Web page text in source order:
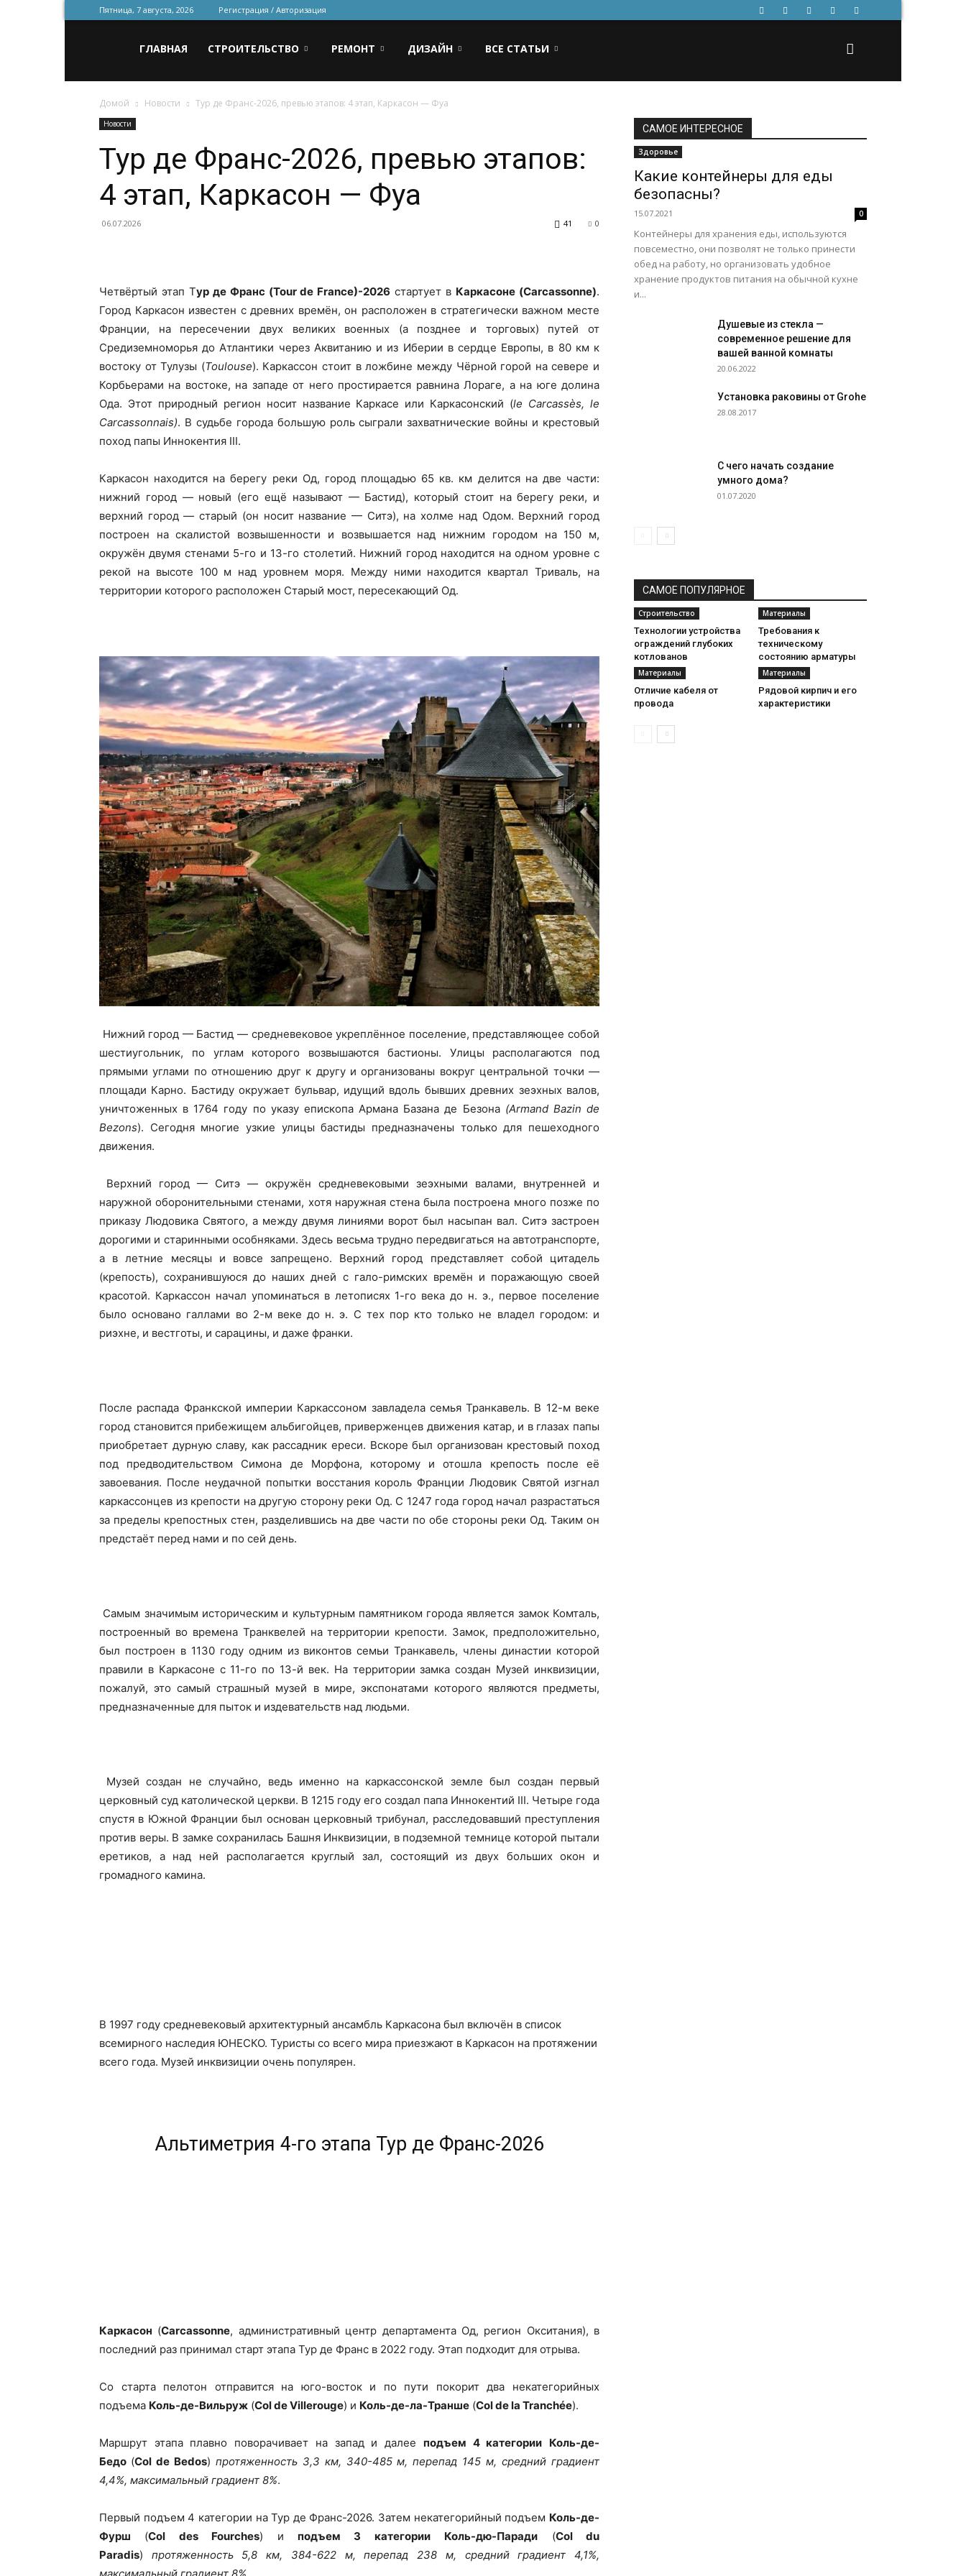
Пятница, 7 августа, 2026 Регистрация / Авторизация
для
строительства
и
ГЛАВНАЯ СТРОИТЕЛЬСТВО РЕМОНТ ДИЗАЙН ВСЕ СТАТЬИ
Домой Новости Тур де Франс-2026, превью этапов: 4 этап, Каркасон — Фуа
Новости
Тур де Франс-2026, превью этапов:
4 этап, Каркасон — Фуа
06.07.2026 0
41
Четвёртый этап Тур де Франс (Tour de France)-2026 стартует в Каркасоне (Carcassonne).
Город Каркасон известен с древних времён, он расположен в стратегически важном месте
Франции, на пересечении двух великих военных (а позднее и торговых) путей от
Средиземноморья до Атлантики через Аквитанию и из Иберии в сердце Европы, в 80 км к
востоку от Тулузы (Toulouse). Каркассон стоит в ложбине между Чёрной горой на севере и
Корбьерами на востоке, на западе от него простирается равнина Лораге, а на юге долина
Ода. Этот природный регион носит название Каркасе или Каркасонский (le Carcassès, le
Carcassonnais). В судьбе города большую роль сыграли захватнические войны и крестовый
поход папы Иннокентия III.
Каркасон находится на берегу реки Од, город площадью 65 кв. км делится на две части:
нижний город — новый (его ещё называют — Бастид), который стоит на берегу реки, и
верхний город — старый (он носит название — Ситэ), на холме над Одом. Верхний город
построен на скалистой возвышенности и возвышается над нижним городом на 150 м,
окружён двумя стенами 5-го и 13-го столетий. Нижний город находится на одном уровне с
рекой на высоте 100 м над уровнем моря. Между ними находится квартал Триваль, на
территории которого расположен Старый мост, пересекающий Од.
Нижний город — Бастид — средневековое укреплённое поселение, представляющее собой
шестиугольник, по углам которого возвышаются бастионы. Улицы располагаются под
прямыми углами по отношению друг к другу и организованы вокруг центральной точки —
площади Карно. Бастиду окружает бульвар, идущий вдоль бывших древних зеэхных валов,
уничтоженных в 1764 году по указу епископа Армана Базана де Безона (Armand Bazin de
Bezons). Сегодня многие узкие улицы бастиды предназначены только для пешеходного
движения.
Верхний город — Ситэ — окружён средневековыми зеэхными валами, внутренней и
наружной оборонительными стенами, хотя наружная стена была построена много позже по
приказу Людовика Святого, а между двумя линиями ворот был насыпан вал. Ситэ застроен
дорогими и старинными особняками. Здесь весьма трудно передвигаться на автотранспорте,
а в летние месяцы и вовсе запрещено. Верхний город представляет собой цитадель
(крепость), сохранившуюся до наших дней с гало-римских времён и поражающую своей
красотой. Каркассон начал упоминаться в летописях 1-го века до н. э., первое поселение
было основано галлами во 2-м веке до н. э. С тех пор кто только не владел городом: и
риэхне, и вестготы, и сарацины, и даже франки.
После распада Франкской империи Каркассоном завладела семья Транкавель. В 12-м веке
город становится прибежищем альбигойцев, приверженцев движения катар, и в глазах папы
приобретает дурную славу, как рассадник ереси. Вскоре был организован крестовый поход
под предводительством Симона де Морфона, которому и отошла крепость после её
завоевания. После неудачной попытки восстания король Франции Людовик Святой изгнал
каркассонцев из крепости на другую сторону реки Од. С 1247 года город начал разрастаться
за пределы крепостных стен, разделившись на две части по обе стороны реки Од. Таким он
предстаёт перед нами и по сей день.
Самым значимым историческим и культурным памятником города является замок Комталь,
построенный во времена Транквелей на территории крепости. Замок, предположительно,
был построен в 1130 году одним из виконтов семьи Транкавель, члены династии которой
правили в Каркасоне с 11-го по 13-й век. На территории замка создан Музей инквизиции,
пожалуй, это самый страшный музей в мире, экспонатами которого являются предметы,
предназначенные для пыток и издевательств над людьми.
Музей создан не случайно, ведь именно на каркассонской земле был создан первый
церковный суд католической церкви. В 1215 году его создал папа Иннокентий III. Четыре года
спустя в Южной Франции был основан церковный трибунал, расследовавший преступления
против веры. В замке сохранилась Башня Инквизиции, в подземной темнице которой пытали
еретиков, а над ней располагается круглый зал, состоящий из двух больших окон и
громадного камина.
В 1997 году средневековый архитектурный ансамбль Каркасона был включён в список
всемирного наследия ЮНЕСКО. Туристы со всего мира приезжают в Каркасон на протяжении
всего года. Музей инквизиции очень популярен.
Альтиметрия 4-го этапа Тур де Франс-2026
Каркасон (Carcassonne, административный центр департамента Од, регион Окситания), в
последний раз принимал старт этапа Тур де Франс в 2022 году. Этап подходит для отрыва.
Со старта пелотон отправится на юго-восток и по пути покорит два некатегорийных
подъема Коль-де-Вильруж (Col de Villerouge) и Коль-де-ла-Транше (Col de la Tranchée).
Маршрут этапа плавно поворачивает на запад и далее подъем 4 категории Коль-де-
Бедо (Col de Bedos) протяженность 3,3 км, 340-485 м, перепад 145 м, средний градиент
4,4%, максимальный градиент 8%.
Первый подъем 4 категории на Тур де Франс-2026. Затем некатегорийный подъем Коль-де-
Фурш (Col des Fourches) иподъем 3 категории Коль-дю-Паради (Col du
Paradis) протяженность 5,8 км, 384-622 м, перепад 238 м, средний градиент 4,1%,
САМОЕ ИНТЕРЕСНОЕ
Здоровье
Какие контейнеры для еды
безопасны?
15.07.2021 0
Контейнеры для хранения еды, используются
повсеместно, они позволят не только принести
обед на работу, но организовать удобное
хранение продуктов питания на обычной кухне
и...
Душевые из стекла —
современное решение для
вашей ванной комнаты
20.06.2022
Установка раковины от Grohe
28.08.2017
С чего начать создание
умного дома?
01.07.2020
САМОЕ ПОПУЛЯРНОЕ
Строительство
Технологии устройства
ограждений глубоких
котлованов
Материалы
Требования к
техническому
состоянию арматуры
Материалы
Отличие кабеля от
провода
Материалы
Рядовой кирпич и его
характеристики